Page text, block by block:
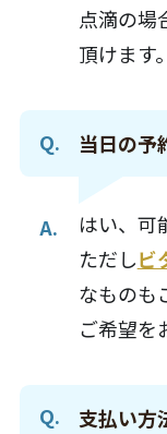
点滴の場
頂けます。
当日の予
はい、可
ただしビ
なものも
ご希望を
支払い方